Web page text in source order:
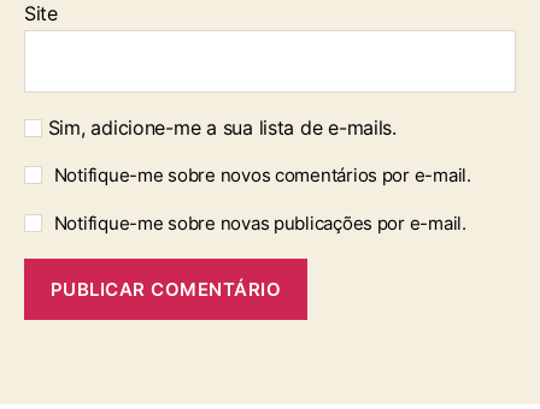
Site
Sim, adicione-me a sua lista de e-mails.
Notifique-me sobre novos comentários por e-mail.
Notifique-me sobre novas publicações por e-mail.